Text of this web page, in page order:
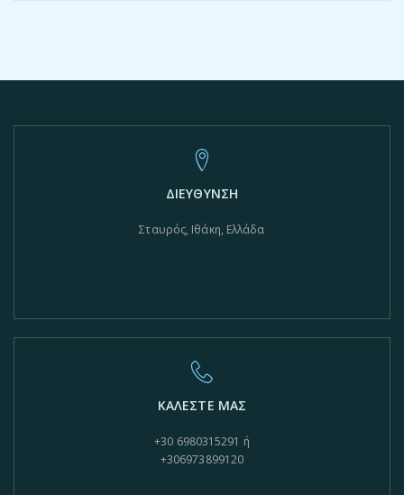
ΔΙΕΥΘΥΝΣΗ
Σταυρός, Ιθάκη, Ελλάδα
ΚΑΛΕΣΤΕ ΜΑΣ
+30 6980315291 ή
+306973899120